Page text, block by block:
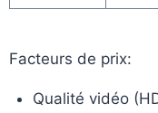
Facteurs de prix:
Qualité vidéo